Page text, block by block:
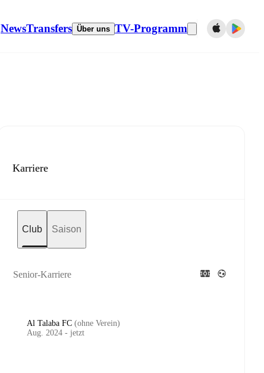
NewsTransfers Über uns TV-Programm
Karriere
Club Saison
Senior-Karriere
Al Talaba FC (ohne Verein)
Aug. 2024 - jetzt